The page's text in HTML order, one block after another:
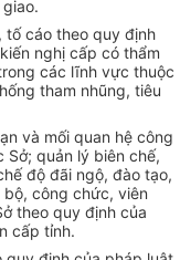
tố cáo theo quy định
nghị cấp có thẩm
các lĩnh vực thuộc
tham nhũng, tiêu
và mối quan hệ công
quản lý biên chế,
độ đãi ngộ, đào tạo,
công chức, viên
theo quy định của
cấp tỉnh.